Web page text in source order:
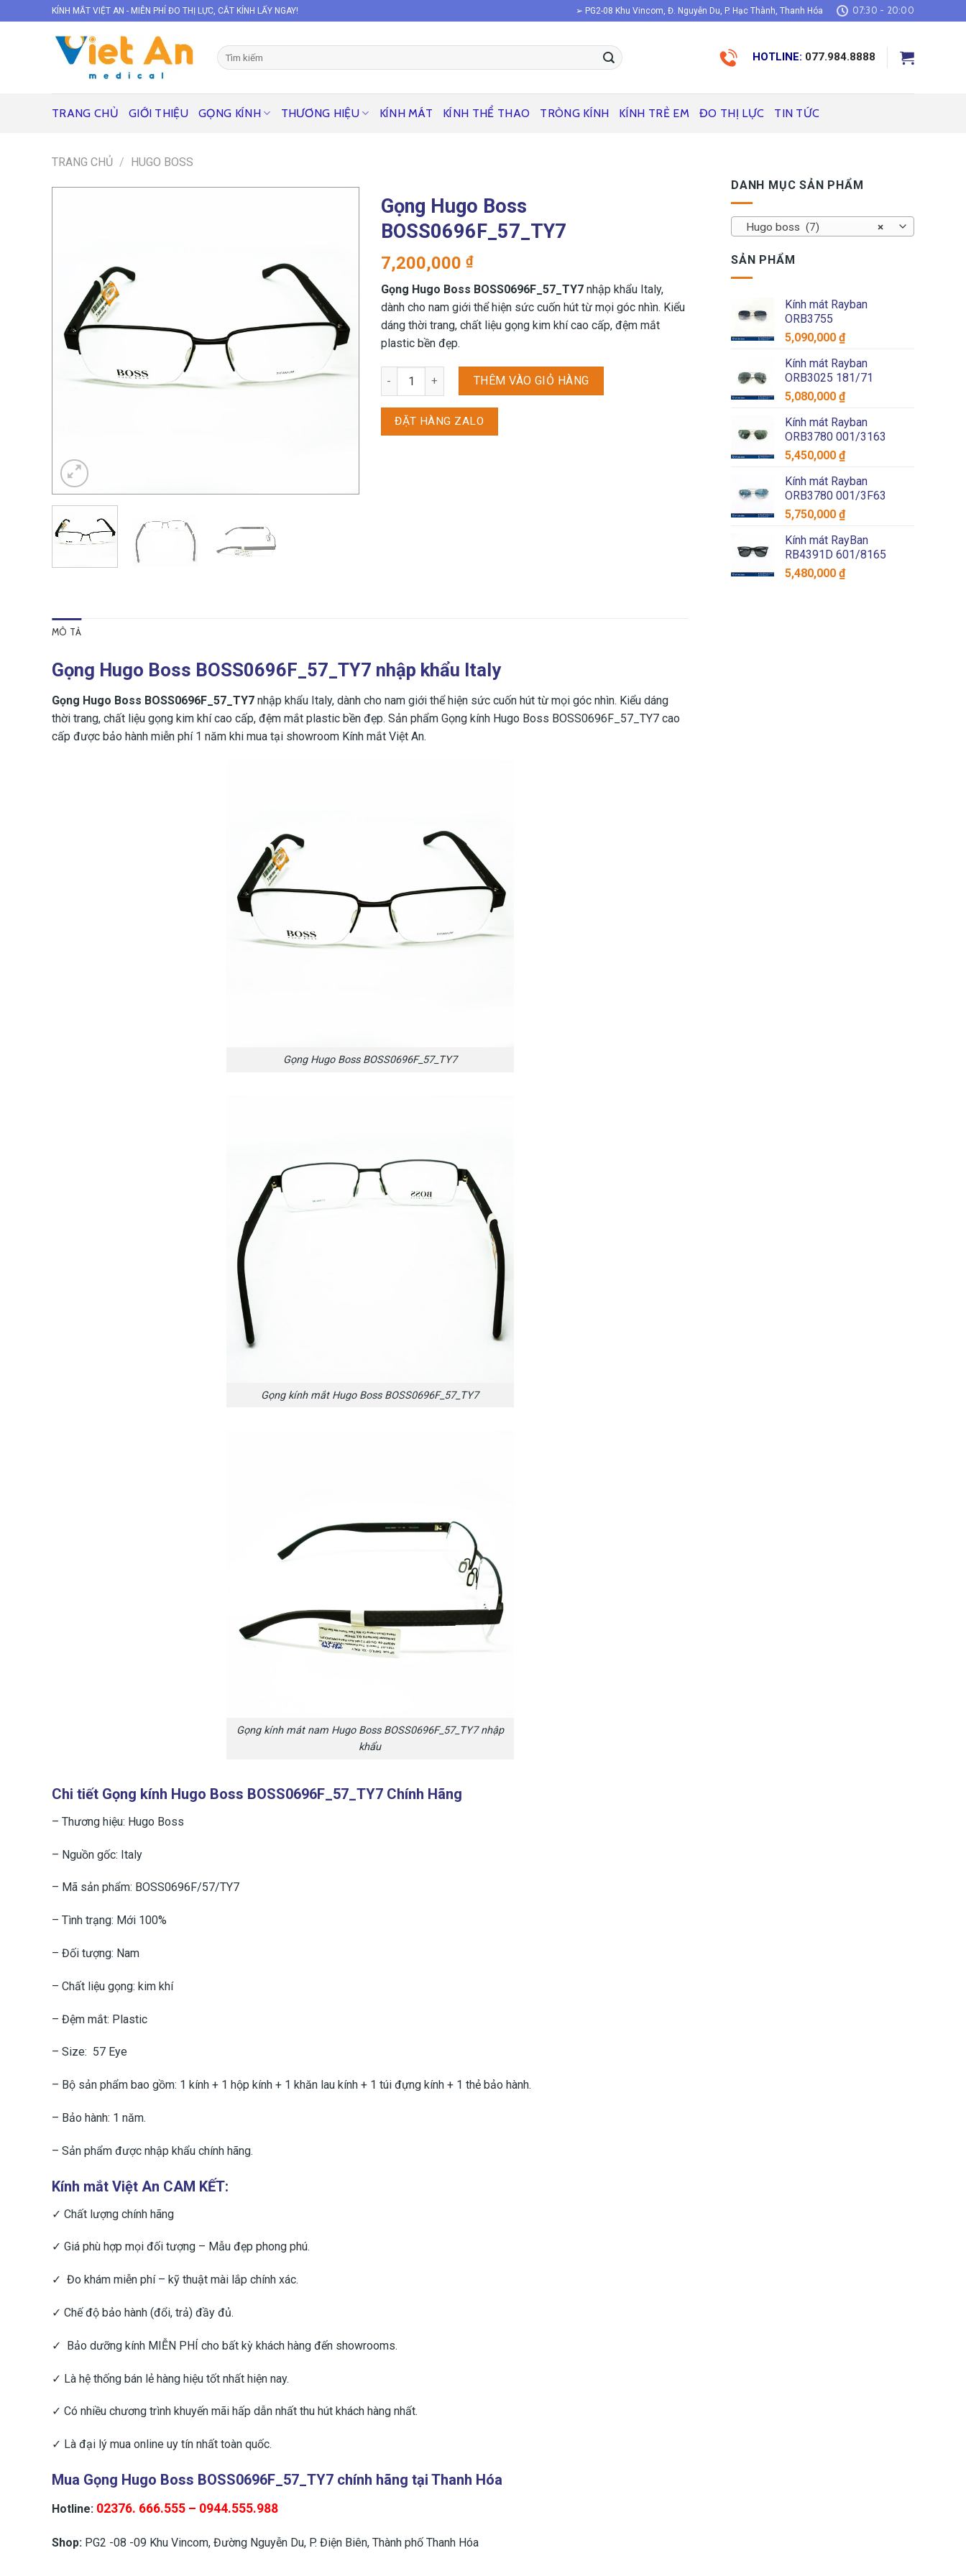
to
KÍNH MẮT VIỆT AN - MIỄN PHÍ ĐO THỊ LỰC, CẮT KÍNH LẤY NGAY! ➢ PG2-08 Khu Vincom, Đ. Nguyễn Du, P. Hạc Thành, Thanh Hóa 07:30 - 20:00
Tìm
kiếm:
HOTLINE: 077.984.8888
TRANG CHỦ GIỚI THIỆU GỌNG KÍNH THƯƠNG HIỆU KÍNH MÁT KÍNH THỂ THAO TRÒNG KÍNH KÍNH TRẺ EM ĐO THỊ LỰC TIN TỨC
TRANG CHỦ / HUGO BOSS
DANH MỤC SẢN PHẨM
×
Hugo boss (7)
SẢN PHẨM
Kính mát Rayban
ORB3755
5,090,000 ₫
Kính mát Rayban
ORB3025 181/71
5,080,000 ₫
Kính mát Rayban
ORB3780 001/3163
5,450,000 ₫
Kính mát Rayban
ORB3780 001/3F63
5,750,000 ₫
Kính mát RayBan
RB4391D 601/8165
5,480,000 ₫
Gọng Hugo Boss
BOSS0696F_57_TY7
7,200,000 ₫
Gọng Hugo Boss BOSS0696F_57_TY7nhập khẩu Italy,
dành cho nam giới thể hiện sức cuốn hút từ mọi góc nhìn. Kiểu
dáng thời trang, chất liệu gọng kim khí cao cấp, đệm mắt
plastic bền đẹp.
Gọng Hugo Boss BOSS0696F_57_TY7 số lượng
THÊM VÀO GIỎ HÀNG
ĐẶT HÀNG ZALO
MÔ TẢ
Gọng Hugo Boss BOSS0696F_57_TY7 nhập khẩu Italy
Gọng Hugo Boss BOSS0696F_57_TY7 nhập khẩu Italy, dành cho nam giới thể hiện sức cuốn hút từ mọi góc nhìn. Kiểu dáng
thời trang, chất liệu gọng kim khí cao cấp, đệm mắt plastic bền đẹp. Sản phẩm Gọng kính Hugo Boss BOSS0696F_57_TY7 cao
cấp được bảo hành miễn phí 1 năm khi mua tại showroom Kính mắt Việt An.
Gọng Hugo Boss BOSS0696F_57_TY7
Gọng kính mắt Hugo Boss BOSS0696F_57_TY7
Gọng kính mát nam Hugo Boss BOSS0696F_57_TY7 nhập
khẩu
Chi tiết Gọng kính Hugo Boss BOSS0696F_57_TY7 Chính Hãng
– Thương hiệu: Hugo Boss
– Nguồn gốc: Italy
– Mã sản phẩm: BOSS0696F/57/TY7
– Tình trạng: Mới 100%
– Đối tượng: Nam
– Chất liệu gọng: kim khí
– Đệm mắt: Plastic
– Size: 57 Eye
– Bộ sản phẩm bao gồm: 1 kính + 1 hộp kính + 1 khăn lau kính + 1 túi đựng kính + 1 thẻ bảo hành.
– Bảo hành: 1 năm.
– Sản phẩm được nhập khẩu chính hãng.
Kính mắt Việt An CAM KẾT:
✓ Chất lượng chính hãng
✓ Giá phù hợp mọi đối tượng – Mẫu đẹp phong phú.
✓ Đo khám miễn phí – kỹ thuật mài lắp chính xác.
✓ Chế độ bảo hành (đổi, trả) đầy đủ.
✓ Bảo dưỡng kính MIỄN PHÍ cho bất kỳ khách hàng đến showrooms.
✓ Là hệ thống bán lẻ hàng hiệu tốt nhất hiện nay.
✓ Có nhiều chương trình khuyến mãi hấp dẫn nhất thu hút khách hàng nhất.
✓ Là đại lý mua online uy tín nhất toàn quốc.
Mua Gọng Hugo Boss BOSS0696F_57_TY7 chính hãng tại Thanh Hóa
Hotline: 02376. 666.555 – 0944.555.988
Shop: PG2 -08 -09 Khu Vincom, Đường Nguyễn Du, P. Điện Biên, Thành phố Thanh Hóa